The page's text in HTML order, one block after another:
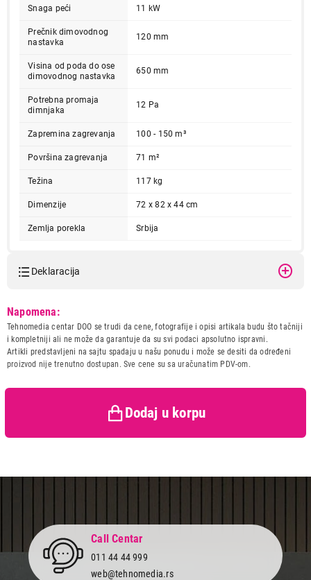
Snaga peći 11 kW
Prečnik dimovodnog
nastavka
120 mm
Visina od poda do ose
dimovodnog nastavka
650 mm
Potrebna promaja
dimnjaka
12 Pa
Zapremina zagrevanja 100 - 150 m³
Površina zagrevanja 71 m²
Težina 117 kg
Dimenzije 72 x 82 x 44 cm
Zemlja porekla Srbija
Deklaracija
Naziv i vrsta robe:
SPORET I PEC NA DRVA I
PELET
Uvoznik:
Srbija
Zemlja porekla:
Srbija
Prava potrošača:
Zagarantovana sva prava
zaštiti potrošača
Napomena:
Tehnomedia centar DOO se trudi da cene, fotografije i opisi artikala budu što tačniji
i kompletniji ali ne može da garantuje da su svi podaci apsolutno ispravni.
Artikli predstavljeni na sajtu spadaju u našu ponudu i može se desiti da određeni
proizvod nije trenutno dostupan. Sve cene su sa uračunatim PDV-om.
Dodaj u korpu
72.899,00
ALFA KAMIN RUSTIK
Završi kupovinu
Call Centar
011 44 44 999
web@tehnomedia.rs